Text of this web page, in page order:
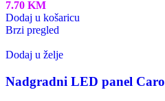
7.70 KM
Dodaj u košaricu
Brzi pregled
Dodaj u želje
Nadgradni LED panel